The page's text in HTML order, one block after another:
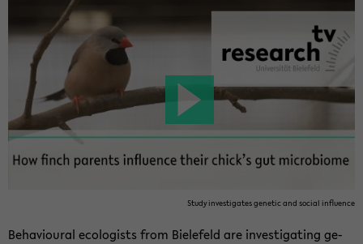
Study in­ves­ti­ga­tes ge­ne­tic and so­cial in­flu­ence
Be­ha­viou­ral eco­lo­gists from Bie­le­feld are in­ves­ti­ga­ting ge­